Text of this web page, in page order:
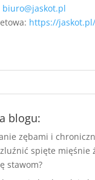
biuro@jaskot.pl
https://jaskot.pl/
blogu:
zębami i
spięte mięśnie
stawom?